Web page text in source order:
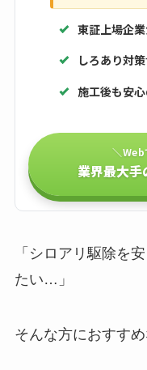
東証上場企
しろあり対
施工後も安
＼Web
業界最大手
「シロアリ駆除を
たい…」
そんな方におすすめ